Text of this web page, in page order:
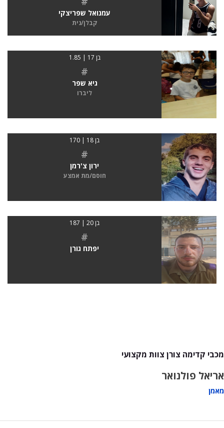
עמנואל שפריצקי
קבלן/נית
בן 17 | 1.85
#
גיא שפר
ליברו
בן 18 | 170
#
ירון צ'רמן
חוסם/מת אמצע
בן 20 | 187
#
יפתח גורן
מכבי קדימה צורן צוות מקצועי
אריאל פולנואר
מאמן